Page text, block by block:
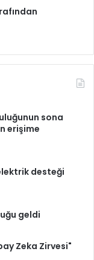
sona
erişime
desteği
geldi
Zeka Zirvesi"